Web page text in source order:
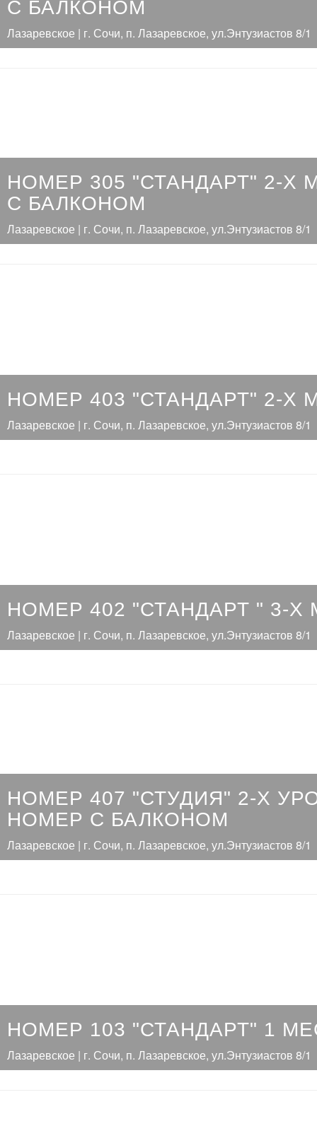
С БАЛКОНОМ
Лазаревское | г. Сочи, п. Лазаревское, ул.Энтузиастов 8/1
НОМЕР 305 "СТАНДАРТ" 2-Х
С БАЛКОНОМ
Лазаревское | г. Сочи, п. Лазаревское, ул.Энтузиастов 8/1
НОМЕР 403 "СТАНДАРТ" 2-Х
Лазаревское | г. Сочи, п. Лазаревское, ул.Энтузиастов 8/1
НОМЕР 402 "СТАНДАРТ " 3-
Лазаревское | г. Сочи, п. Лазаревское, ул.Энтузиастов 8/1
НОМЕР 407 "СТУДИЯ" 2-Х
НОМЕР С БАЛКОНОМ
Лазаревское | г. Сочи, п. Лазаревское, ул.Энтузиастов 8/1
НОМЕР 103 "СТАНДАРТ" 1
Лазаревское | г. Сочи, п. Лазаревское, ул.Энтузиастов 8/1